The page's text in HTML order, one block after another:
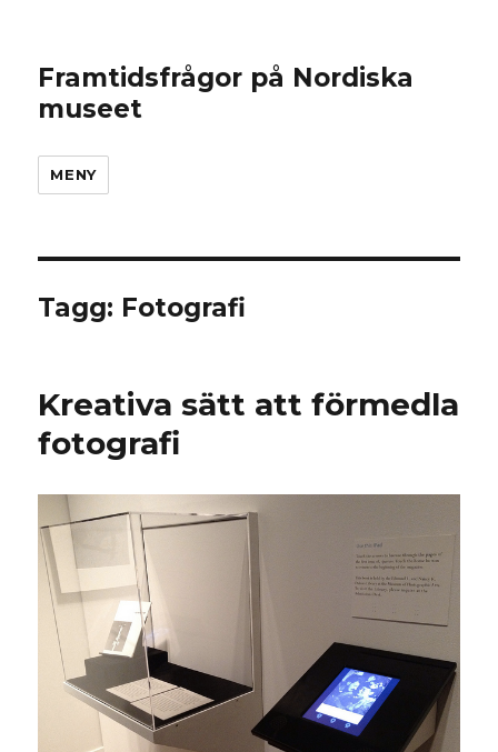
Framtidsfrågor på Nordiska
museet
MENY
Tagg: Fotografi
Kreativa sätt att förmedla
fotografi